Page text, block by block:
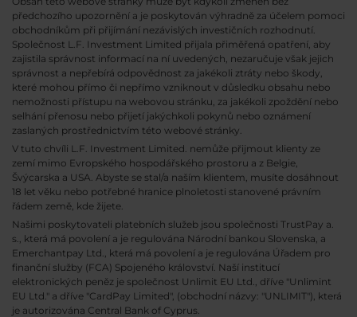
předchozího upozornění a je poskytován výhradně za účelem pomoci
obchodníkům při přijímání nezávislých investičních rozhodnutí.
Společnost L.F. Investment Limited přijala přiměřená opatření, aby
zajistila správnost informací na ní uvedených, nezaručuje však jejich
správnost a nepřebírá odpovědnost za jakékoli ztráty nebo škody,
které mohou přímo či nepřímo vzniknout v důsledku obsahu nebo
nemožnosti přístupu na webovou stránku, za jakékoli zpoždění nebo
selhání přenosu nebo přijetí jakýchkoli pokynů nebo oznámení
zaslaných prostřednictvím této webové stránky.
V tuto chvíli L.F. Investment Limited. nemůže přijmout klienty ze
zemí mimo Evropského hospodářského prostoru a z Belgie,
Švýcarska a USA. Abyste se stal/a naším klientem, musíte dosáhnout
18 let věku nebo potřebné hranice plnoletosti stanovené právním
řádem země, kde žijete.
Našimi poskytovateli platebních služeb jsou společnosti TrustPay a.
s., která má povolení a je regulována Národní bankou Slovenska, a
Emerchantpay Ltd., která má povolení a je regulována Úřadem pro
finanční služby (FCA) Spojeného království. Naší institucí
elektronických peněz je společnost Unlimit EU Ltd., dříve "Unlimint
EU Ltd." a dříve "CardPay Limited", (obchodní názvy: "UNLIMIT"), která
je autorizována Central Bank of Cyprus.